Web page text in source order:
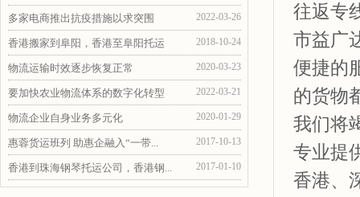
2022-03-26
多家电商推出抗疫措施以求突围
2018-10-24
香港搬家到阜阳，香港至阜阳托运
2020-03-23
物流运输时效逐步恢复正常
2022-03-21
要加快农业物流体系的数字化转型
2020-01-29
物流企业自身业务多元化
2017-10-13
惠蓉货运班列 助惠企融入“一带...
2017-01-10
香港到珠海钢琴托运公司，香港钢...
往返专
市益广
便捷的
的货物
我们将
专业提
香港、